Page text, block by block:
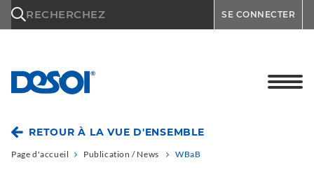
RECHERCHEZ SE CONNECTER
RETOUR À LA VUE D'ENSEMBLE
Page d'accueil Publication / News WBaB